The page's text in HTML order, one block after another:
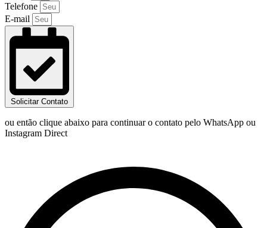
Telefone
E-mail
Solicitar Contato
ou então clique abaixo para continuar o contato pelo WhatsApp ou
Instagram Direct